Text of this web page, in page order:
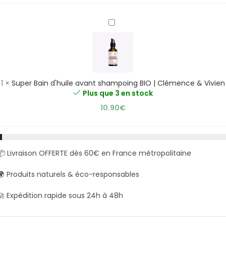
Super
d'huile
avant
shampoing
|
&
1 × Super Bain d'huile avant shampoing BIO | Clémence & Vivien
Plus que 3 en stock
10.90€
Livraison OFFERTE dès 60€ en France métropolitaine
Produits naturels & éco-responsables
Expédition rapide sous 24h à 48h